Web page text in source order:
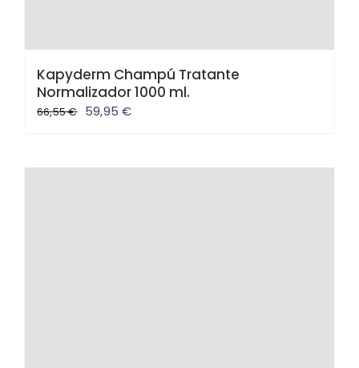
Kapyderm Champú Tratante
Normalizador 1000 ml.
66,55€ El
era:
59,95€El
es: